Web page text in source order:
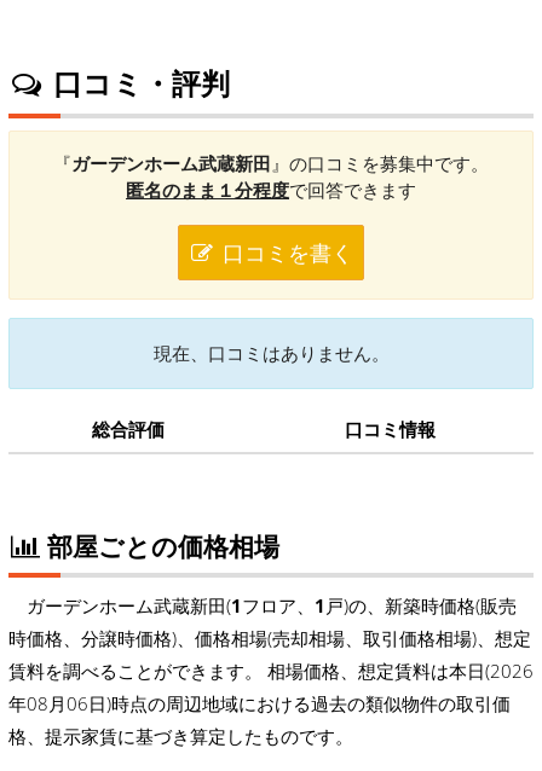
口コミ・評判
『ガーデンホーム武蔵新田 』の口コミを募集中です。
匿名のまま１分程度で回答できます
口コミを書く
現在、口コミはありません。
総合評価 口コミ情報
部屋ごとの価格相場
ガーデンホーム武蔵新田(1フロア、 1 戸)の、新築時価格(販売
時価格、分譲時価格)、価格相場(売却相場、取引価格相場)、想定
賃料を調べることができます。 相場価格、想定賃料は本日(2026
年08月06日)時点の周辺地域における過去の類似物件の取引価
格、提示家賃に基づき算定したものです。